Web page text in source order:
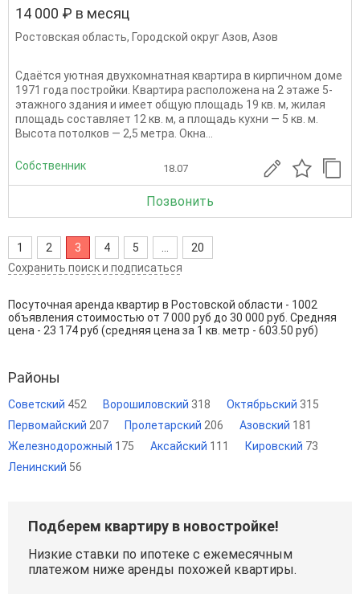
14 000 ₽ в месяц
Ростовская область, Городской округ Азов, Азов
Сдаётся уютная двухкомнатная квартира в кирпичном доме
1971 года постройки. Квартира расположена на 2 этаже 5-
этажного здания и имеет общую площадь 19 кв. м, жилая
площадь составляет 12 кв. м, а площадь кухни — 5 кв. м.
Высота потолков — 2,5 метра. Окна...
Собственник 18.07
Позвонить
1 2 3 4 5
20
Сохранить поиск и подписаться
Посуточная аренда квартир в Ростовской области - 1002
объявления стоимостью от 7 000 руб до 30 000 руб. Средняя
цена - 23 174 руб (средняя цена за 1 кв. метр - 603.50 руб)
Районы
Советский 452 Ворошиловский 318 Октябрьский 315
Первомайский 207 Пролетарский 206 Азовский 181
Железнодорожный 175 Аксайский 111 Кировский 73
Ленинский 56
Подберем квартиру в новостройке!
Низкие ставки по ипотеке с ежемесячным
платежом ниже аренды похожей квартиры.